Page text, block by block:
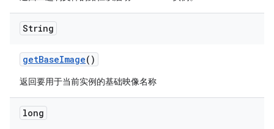
String
getBaseImage()
返回要用于当前实例的基础映像名称
long